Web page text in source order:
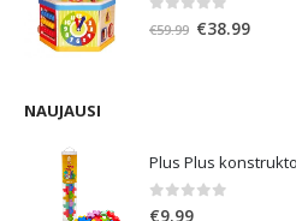
out of 5
€59.99 Original
€38.99Current
NAUJAUSI
0out of 5
€9.99